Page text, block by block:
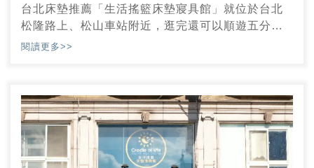
台北床墊推薦「生活搖籃床墊寢具館」就位於台北
松隆路上、松山車站附近，逛完還可以順遊五分
埔、饒河夜市、CITYLINK吃美食~有在研究床墊的
閱讀更多>>